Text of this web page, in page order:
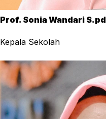
Prof. Sonia Wandari S.pd
Kepala Sekolah